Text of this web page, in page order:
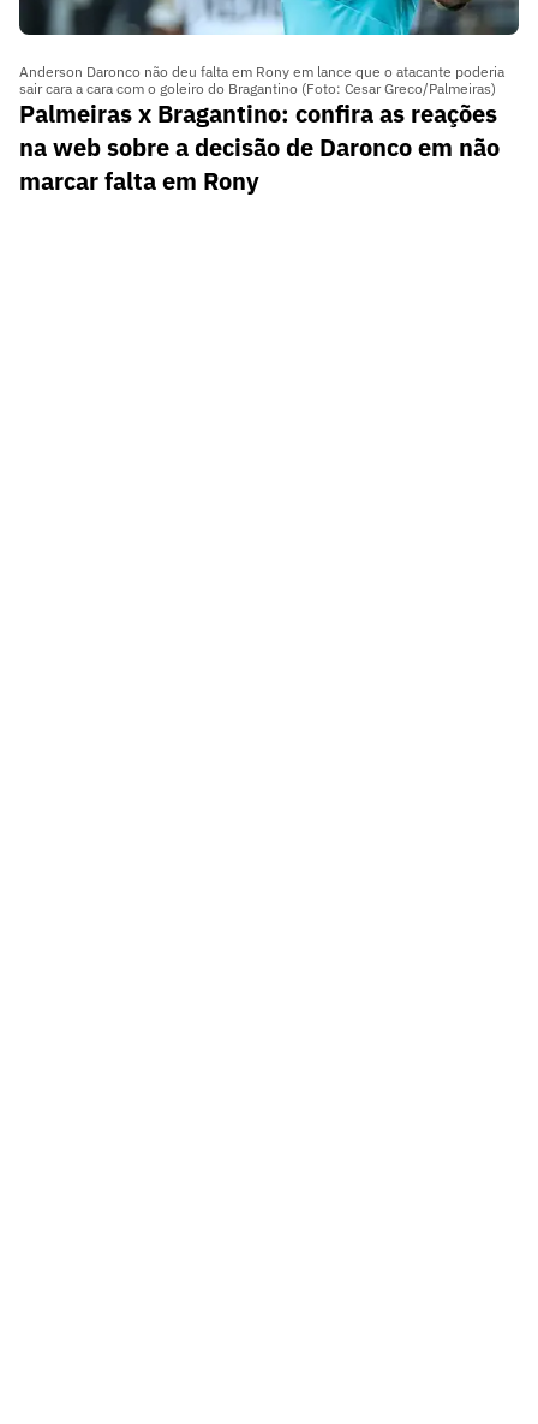
Anderson Daronco não deu falta em Rony em lance que o atacante poderia
sair cara a cara com o goleiro do Bragantino (Foto: Cesar Greco/Palmeiras)
Palmeiras x Bragantino: confira as reações
na web sobre a decisão de Daronco em não
marcar falta em Rony